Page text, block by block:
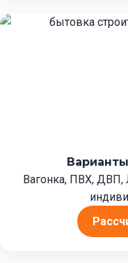
Вагонка, ПВХ,